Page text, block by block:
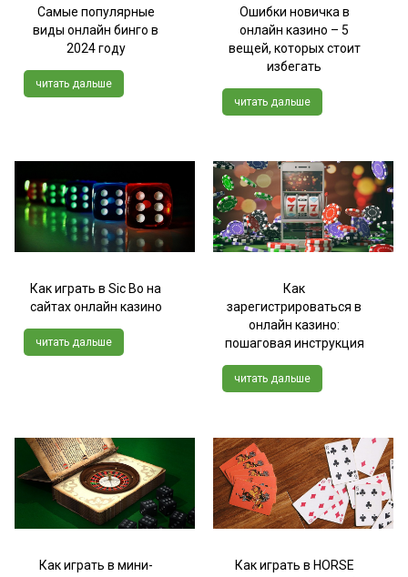
Самые популярные
виды онлайн бинго в
2024 году
читать дальше
Ошибки новичка в
онлайн казино – 5
вещей, которых стоит
избегать
читать дальше
Как играть в Sic Bo на
сайтах онлайн казино
читать дальше
Как
зарегистрироваться в
онлайн казино:
пошаговая инструкция
читать дальше
Как играть в мини-
Как играть в HORSE